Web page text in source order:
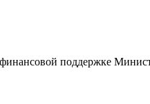
поддержке